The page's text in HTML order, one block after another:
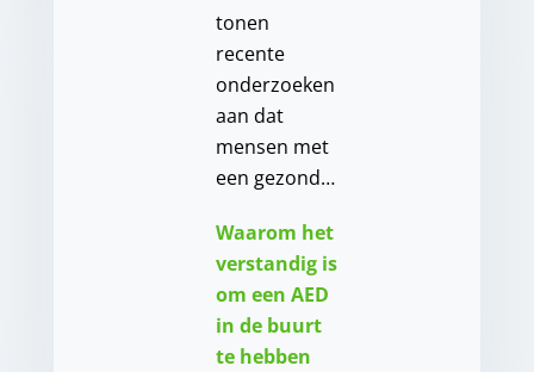
tonen
recente
onderzoeken
aan dat
mensen met
een gezond…
Waarom het
verstandig is
om een AED
in de buurt
te hebben